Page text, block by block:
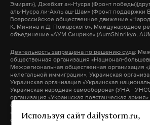
Используя сайт dailystorm.ru,
Heart-breaking news out of
send thoughts and good vibes to the
— zedediah springfield
2017 г.
Фото: GLOBAL LOOK press/©
Эмират»), Джебхат ан-Нусра (Фронт
аль-Нусра ли-Ахль аш-Шам» (Фронт поддержки
Всероссийское общественное движение
К. Минина и Д. Пожарского», Международное
объединение «АУМ Синрике» (AumShinrikyo,
Деятельность запрещена по решению суда:
общественная организация «Национал-
Межрегиональная общественная организация
нелегальной иммиграции», Украинская
Украинская организация «Украинская
Украинская народная самооборона» (УНА -
организация «Украинская повстанческая
организация «Тризуб им. Степана Бандеры»,
«Братство», Межрегиональное общественное
организация «Народная Социальная